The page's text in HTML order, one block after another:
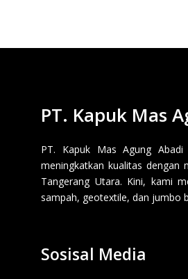
PT. Kapuk Mas
PT. Kapuk Mas Agung
meningkatkan kualitas dengan
Tangerang Utara. Kini, kami
sampah, geotextile, dan jumbo
Sosisal Media